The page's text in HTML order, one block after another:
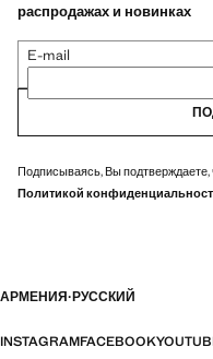
распродажах и новинках
E-mail
Подписываясь, Вы подтверждаете,
Политикой
АРМЕНИЯ·РУССКИЙ
INSTAGRAMFACEBOOK